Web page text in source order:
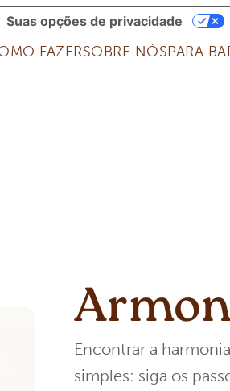
FAZERSOBRE NÓSPARA
Encontrar a
simples: siga os
Suas opções de privacidade